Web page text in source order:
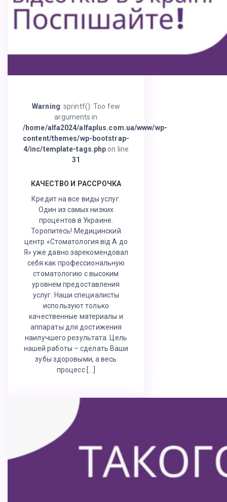
Warning: sprintf(): Too few
arguments in
/home/alfa2024/alfaplus.com.ua/www/wp-
content/themes/wp-bootstrap-
4/inc/template-tags.php on line
31
КАЧЕСТВО И РАССРОЧКА
Кредит на все виды услуг.
Один из самых низких
процентов в Украине.
Торопитесь! Медицинский
центр «Стоматология від А до
Я» уже давно зарекомендовал
себя как профессиональную
стоматологию с высоким
уровнем предоставления
услуг. Наши специалисты
используют только
качественные материалы и
аппараты для достижения
наилучшего результата. Цель
нашей работы – сделать Ваши
зубы здоровыми, а весь
процесс […]